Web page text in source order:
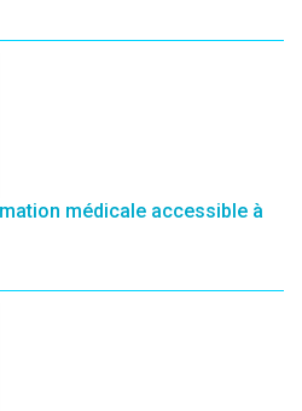
médicale accessible à